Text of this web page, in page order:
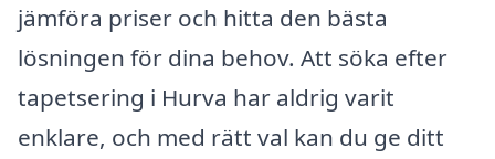
jämföra priser och hitta den bästa
lösningen för dina behov. Att söka efter
tapetsering i Hurva har aldrig varit
enklare, och med rätt val kan du ge ditt